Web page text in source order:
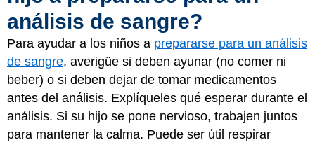
análisis de sangre?
Para ayudar a los niños a prepararse para un análisis
de sangre, averigüe si deben ayunar (no comer ni
beber) o si deben dejar de tomar medicamentos
antes del análisis. Explíqueles qué esperar durante el
análisis. Si su hijo se pone nervioso, trabajen juntos
para mantener la calma. Puede ser útil respirar